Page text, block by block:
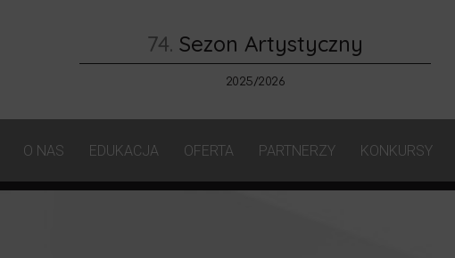
74. Sezon Artystyczny
2025/2026
O NAS EDUKACJA OFERTA PARTNERZY KONKURSY